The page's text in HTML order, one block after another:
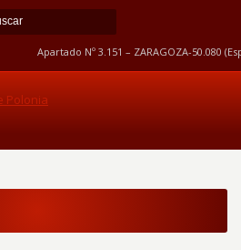
Apartado Nº 3.151 – ZARAGOZA-50.080